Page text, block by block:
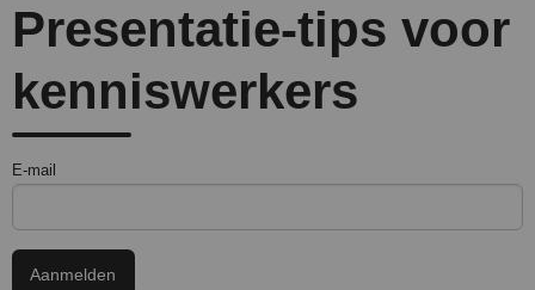
Presentatie-tips voor
kenniswerkers
E-mail